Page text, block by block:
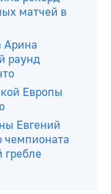
четыре
Румынии
рекорд
матчей в
Арина
раунд